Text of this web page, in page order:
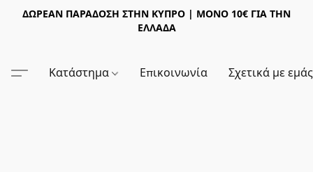
ΔΩΡΕΑΝ ΠΑΡΑΔΟΣΗ ΣΤΗΝ ΚΥΠΡΟ | ΜΟΝΟ 10€ ΓΙΑ ΤΗΝ
ΕΛΛΑΔΑ
Κατάστημα Επικοινωνία Σχετικά με εμάς